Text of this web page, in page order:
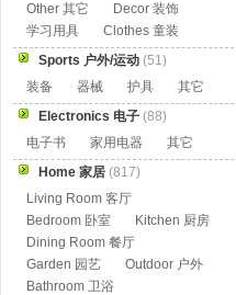
Other 其它
Decor 装饰
学习用具
Clothes 童装
Sports 户外/运动 (51)
装备
器械 护具
其它
Electronics 电子 (88)
电子书
家用电器
其它
Home 家居 (817)
Living Room 客厅
Bedroom 卧室
Kitchen 厨房
Dining Room 餐厅
Garden 园艺
Outdoor 户外
Bathroom 卫浴